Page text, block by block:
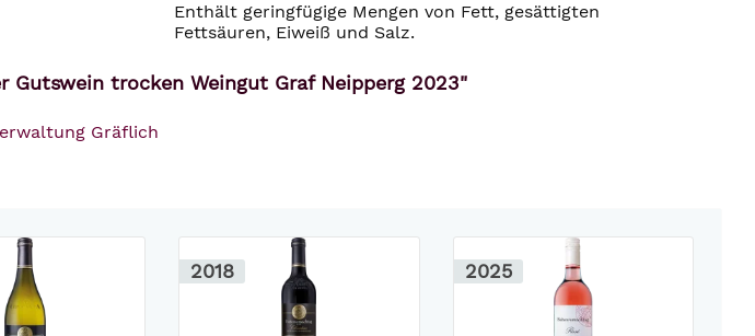
Enthält geringfügige Mengen von Fett, gesättigten
Fettsäuren, Eiweiß und Salz.
Gutswein trocken Weingut Graf Neipperg 2023"
Gräflich
2018 2025